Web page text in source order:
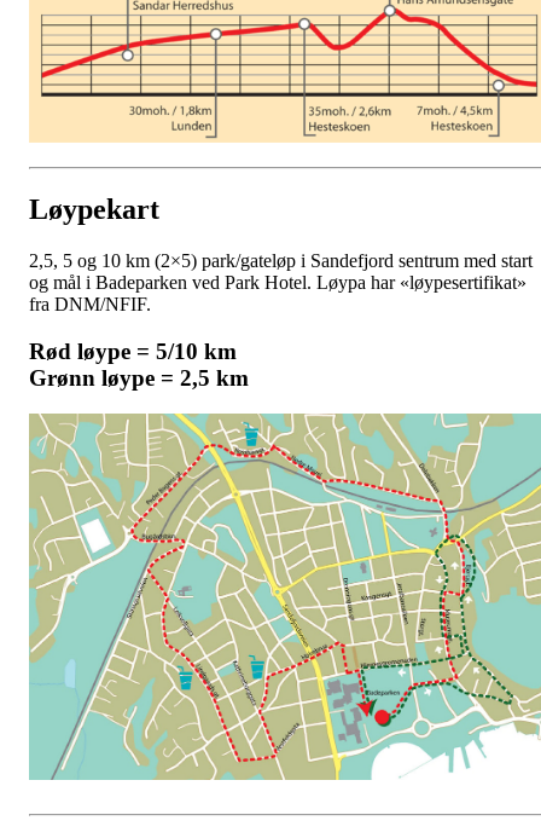
Løypekart
2,5, 5 og 10 km (2×5) park/gateløp i Sandefjord sentrum med start
og mål i Badeparken ved Park Hotel. Løypa har «løypesertifikat»
fra DNM/NFIF.
Rød løype = 5/10 km
Grønn løype = 2,5 km